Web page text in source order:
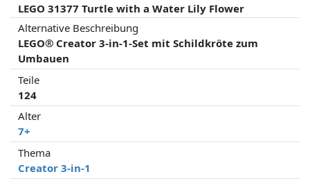
LEGO 31377 Turtle with a Water Lily Flower
Alternative Beschreibung
LEGO® Creator 3-in-1-Set mit Schildkröte zum
Umbauen
Teile
124
Alter
7+
Thema
Creator 3-in-1